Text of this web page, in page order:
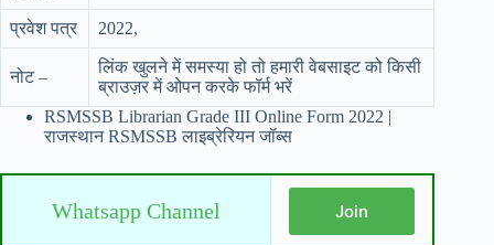
प्रवेश पत्र 2022,
नोट –
लिंक खुलने में समस्या हो तो हमारी वेबसाइट को किसी
ब्राउज़र में ओपन करके फॉर्म भरें
RSMSSB Librarian Grade III Online Form 2022 |
राजस्थान RSMSSB लाइब्रेरियन जॉब्स
Whatsapp Channel Join